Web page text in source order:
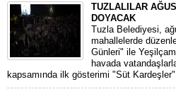
TUZLALILAR
DOYACAK
Tuzla Belediyesi,
mahallelerde
Günleri" ile
havada
kapsamında ilk gösterimi "Süt